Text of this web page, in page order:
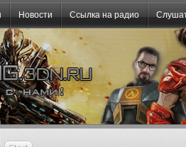
Новости Ссылка на радио